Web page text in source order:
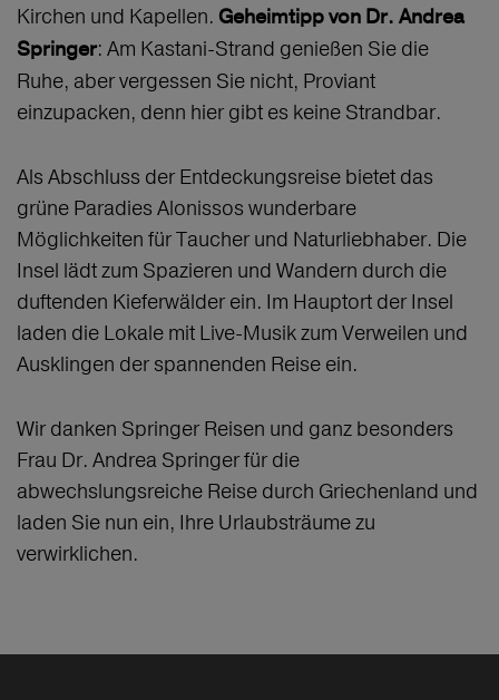
Kirchen und Kapellen. Geheimtipp von Dr. Andrea
Springer: Am Kastani-Strand genießen Sie die
Ruhe, aber vergessen Sie nicht, Proviant
einzupacken, denn hier gibt es keine Strandbar.
Als Abschluss der Entdeckungsreise bietet das
grüne Paradies Alonissos wunderbare
Möglichkeiten für Taucher und Naturliebhaber. Die
Insel lädt zum Spazieren und Wandern durch die
duftenden Kieferwälder ein. Im Hauptort der Insel
laden die Lokale mit Live-Musik zum Verweilen und
Ausklingen der spannenden Reise ein.
Wir danken Springer Reisen und ganz besonders
Frau Dr. Andrea Springer für die
abwechslungsreiche Reise durch Griechenland und
laden Sie nun ein, Ihre Urlaubsträume zu
verwirklichen.